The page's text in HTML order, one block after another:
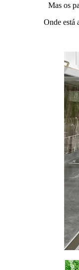
Mas os
Onde está